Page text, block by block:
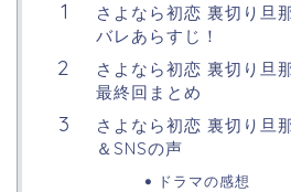
さよなら初恋 裏切り旦
バレあらすじ！
さよなら初恋 裏切り旦
最終回まとめ
さよなら初恋 裏切り旦
＆SNSの声
ドラマの感想